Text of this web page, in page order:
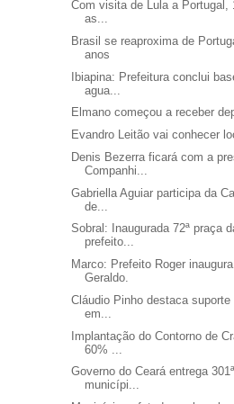
Com visita de Lula a Portugal,
as...
Brasil se reaproxima de
anos
Ibiapina: Prefeitura conclui
agua...
Elmano começou a receber
Evandro Leitão vai conhecer
Denis Bezerra ficará com a
Companhi...
Gabriella Aguiar participa da
de...
Sobral: Inaugurada 72ª praça
prefeito...
Marco: Prefeito Roger
Geraldo.
Cláudio Pinho destaca
em...
Implantação do Contorno de
60% ...
Governo do Ceará entrega
municípi...